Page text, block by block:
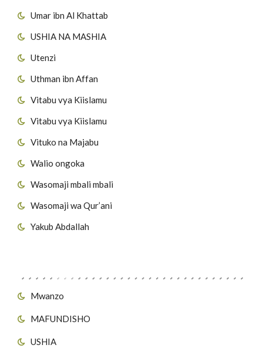
Umar ibn Al Khattab
USHIA NA MASHIA
Utenzi
Uthman ibn Affan
Vitabu vya Kiislamu
Vitabu vya Kiislamu
Vituko na Majabu
Walio ongoka
Wasomaji mbali mbali
Wasomaji wa Qur’ani
Yakub Abdallah
Mwanzo
MAFUNDISHO
USHIA